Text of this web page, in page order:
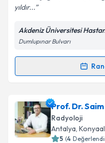
Kişisel
Metni'ni okudum
kapsamda
yıldır...
Akdeniz Üniversitesi
Dumlupınar Bulvarı
Randevu
Prof. Dr. Sema
oluşturun. Size bu
takvim
Prof. Dr. Saim
Radyoloji
Antalya,
5 (4